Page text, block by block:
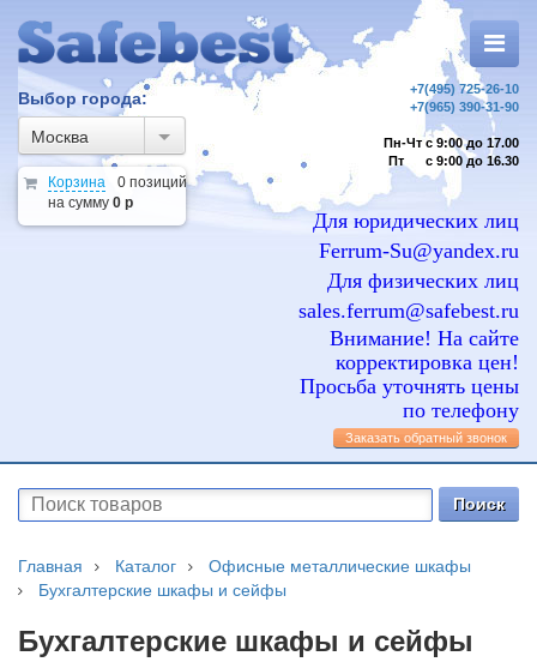
Выбор города:
Москва
Корзина
0 позиций
на сумму 0 р
+7(495) 725-26-10
+7(965) 390-31-90
Пн-Чт с 9:00 до 17.00
Пт с 9:00 до 16.30
Для юридических лиц
Ferrum-Su@yandex.ru
Для физических лиц
sales.ferrum@safebest.ru
Внимание! На сайте
корректировка цен!
Просьба уточнять цены
по телефону
Заказать обратный звонок
Главная Каталог
Офисные металлические шкафы
Бухгалтерские шкафы и сейфы
Бухгалтерские шкафы и сейфы